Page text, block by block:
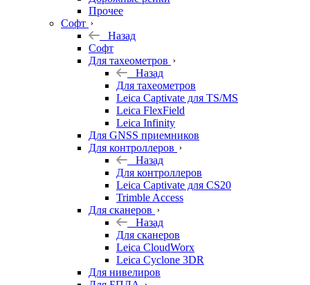
Прочее
Софт
Назад
Софт
Для тахеометров
Назад
Для тахеометров
Leica Captivate для TS/MS
Leica FlexField
Leica Infinity
Для GNSS приемников
Для контроллеров
Назад
Для контроллеров
Leica Captivate для CS20
Trimble Access
Для сканеров
Назад
Для сканеров
Leica CloudWorx
Leica Cyclone 3DR
Для нивелиров